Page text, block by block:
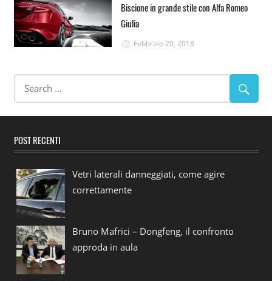
Biscione in grande stile con Alfa Romeo
Giulia
Febbraio 20, 2018
POST RECENTI
Vetri laterali danneggiati, come agire
correttamente
Bruno Mafrici – Dongfeng, il confronto
approda in aula